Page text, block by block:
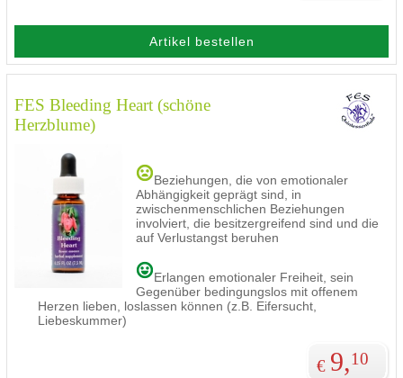
Artikel bestellen
FES Bleeding Heart (schöne
Herzblume)
Beziehungen, die von emotionaler
Abhängigkeit geprägt sind, in
zwischenmenschlichen Beziehungen
involviert, die besitzergreifend sind und die
auf Verlustangst beruhen
Erlangen emotionaler Freiheit, sein
Gegenüber bedingungslos mit offenem
Herzen lieben, loslassen können (z.B. Eifersucht,
Liebeskummer)
€ 9,10